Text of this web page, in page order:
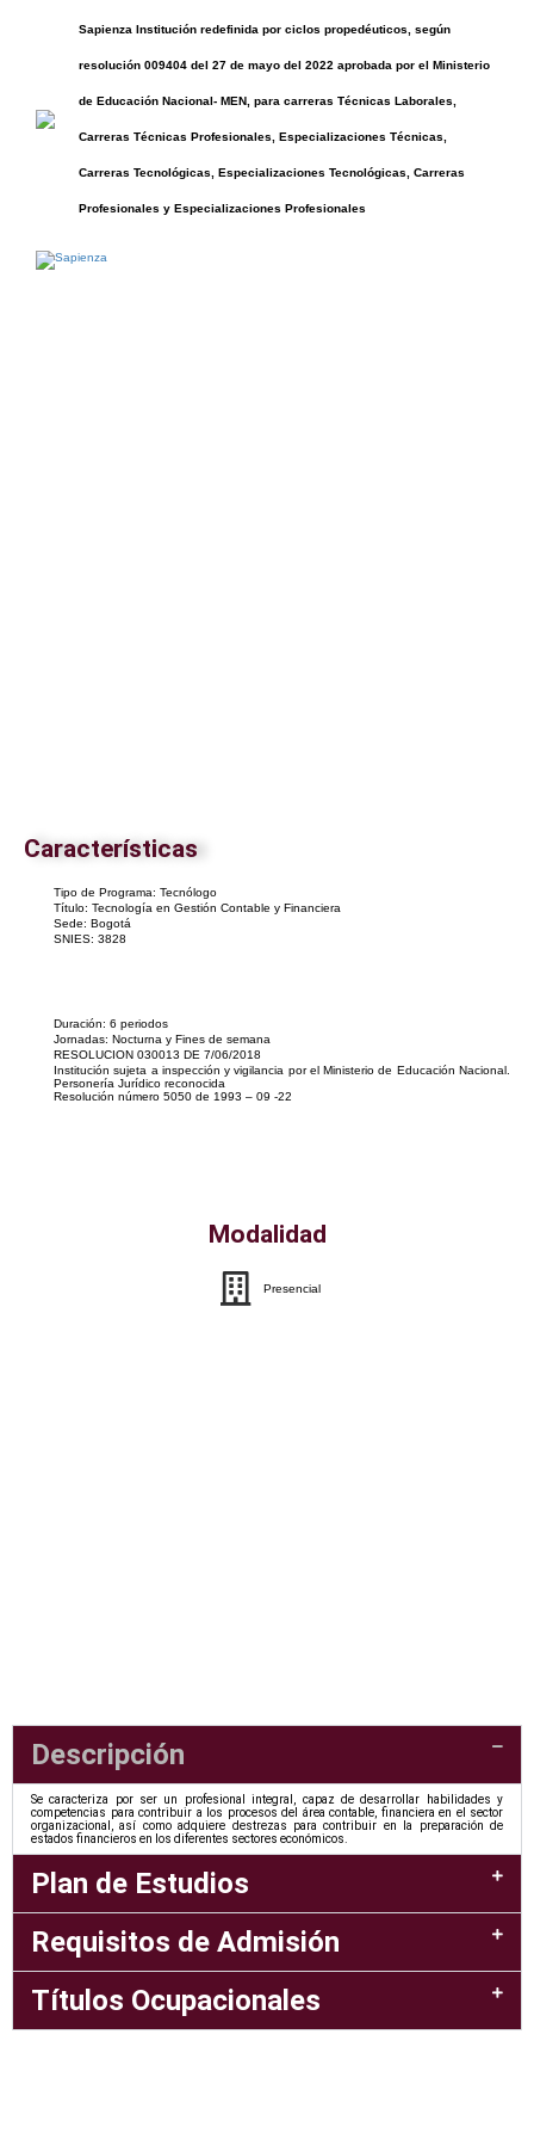
Sapienza Institución redefinida por ciclos propedéuticos, según
resolución 009404 del 27 de mayo del 2022 aprobada por el Ministerio
de Educación Nacional- MEN, para carreras Técnicas Laborales,
Carreras Técnicas Profesionales, Especializaciones Técnicas,
Carreras Tecnológicas, Especializaciones Tecnológicas, Carreras
Profesionales y Especializaciones Profesionales
Características
Tipo de Programa: Tecnólogo
Título: Tecnología en Gestión Contable y Financiera
Sede: Bogotá
SNIES: 3828
Duración: 6 periodos
Jornadas: Nocturna y Fines de semana
RESOLUCION 030013 DE 7/06/2018
Institución sujeta a inspección y vigilancia por el Ministerio de Educación Nacional.
Personería Jurídico reconocida
Resolución número 5050 de 1993 – 09 -22
Modalidad
Presencial
Descripción
Se caracteriza por ser un profesional integral, capaz de desarrollar habilidades y
competencias para contribuir a los procesos del área contable, ﬁnanciera en el sector
organizacional, así como adquiere destrezas para contribuir en la preparación de
estados ﬁnancieros en los diferentes sectores económicos.
Plan de Estudios
Requisitos de Admisión
Títulos Ocupacionales